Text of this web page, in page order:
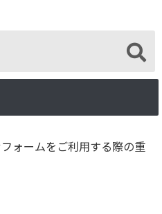
ォームをご利用する際の重